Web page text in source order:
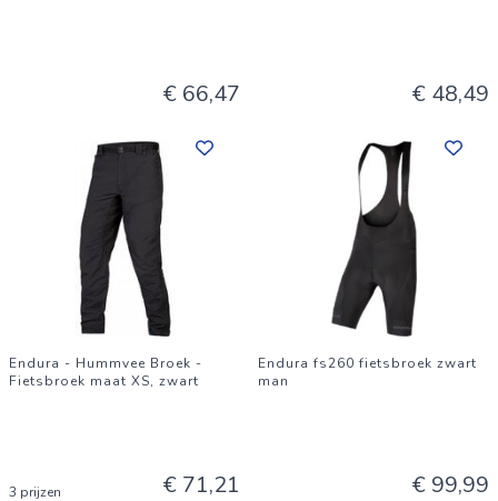
€ 66,47 € 48,49
Endura - Hummvee Broek -
Fietsbroek maat XS, zwart
3 prijzen € 71,21
Endura fs260 fietsbroek zwart
man
€ 99,99